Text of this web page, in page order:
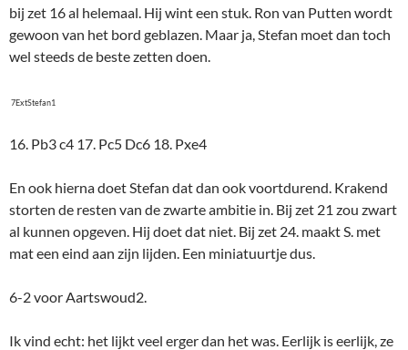
bij zet 16 al helemaal. Hij wint een stuk. Ron van Putten wordt
gewoon van het bord geblazen. Maar ja, Stefan moet dan toch
wel steeds de beste zetten doen.
7ExtStefan1
16. Pb3 c4 17. Pc5 Dc6 18. Pxe4
En ook hierna doet Stefan dat dan ook voortdurend. Krakend
storten de resten van de zwarte ambitie in. Bij zet 21 zou zwart
al kunnen opgeven. Hij doet dat niet. Bij zet 24. maakt S. met
mat een eind aan zijn lijden. Een miniatuurtje dus.
6-2 voor Aartswoud2.
Ik vind echt: het lijkt veel erger dan het was. Eerlijk is eerlijk, ze